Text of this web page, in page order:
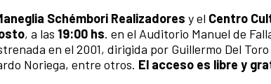
Schémbori Realizadores y el Centro
, a las 19:00 hs. en el Auditorio Manuel de
en el 2001, dirigida por Guillermo Del Toro
Noriega, entre otros. El acceso es libre y